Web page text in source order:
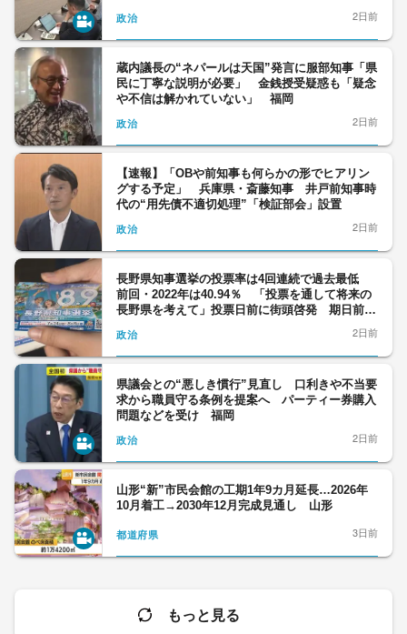
政治 2日前
蔵内議長の“ネパールは天国”発言に服部知事「県
民に丁寧な説明が必要」 金銭授受疑惑も「疑念
や不信は解かれていない」 福岡
政治
2日前
【速報】「OBや前知事も何らかの形でヒアリン
グする予定」 兵庫県・斎藤知事 井戸前知事時
代の“用先債不適切処理”「検証部会」設置
政治
2日前
長野県知事選挙の投票率は4回連続で過去最低
前回・2022年は40.94％ 「投票を通して将来の
長野県を考えて」投票日前に街頭啓発 期日前は
政治 2日前
県議会との“悪しき慣行”見直し 口利きや不当要
求から職員守る条例を提案へ パーティー券購入
問題などを受け 福岡
政治
2日前
山形“新”市民会館の工期1年9カ月延長…2026年
10月着工→2030年12月完成見通し 山形
都道府県 3日前
もっと見る